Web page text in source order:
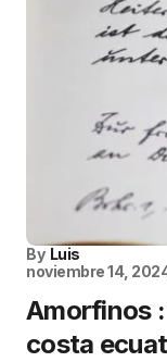
By Luis
noviembre 14,
Amorfinos
costa